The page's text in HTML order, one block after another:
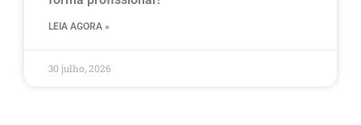
LEIA AGORA »
30 julho, 2026